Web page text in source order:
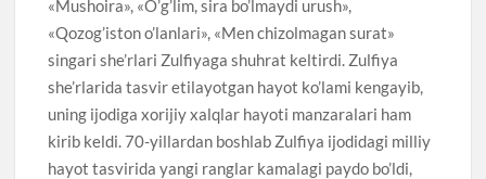
«Mushoira», «O’g’lim, sira bo’lmaydi urush»,
«Qozog’iston o’lanlari», «Men chizolmagan surat»
singari she’rlari Zulfiyaga shuhrat keltirdi. Zulfiya
she’rlarida tasvir etilayotgan hayot ko’lami kengayib,
uning ijodiga xorijiy xalqlar hayoti manzaralari ham
kirib keldi. 70-yillardan boshlab Zulfiya ijodidagi milliy
hayot tasvirida yangi ranglar kamalagi paydo bo’ldi,